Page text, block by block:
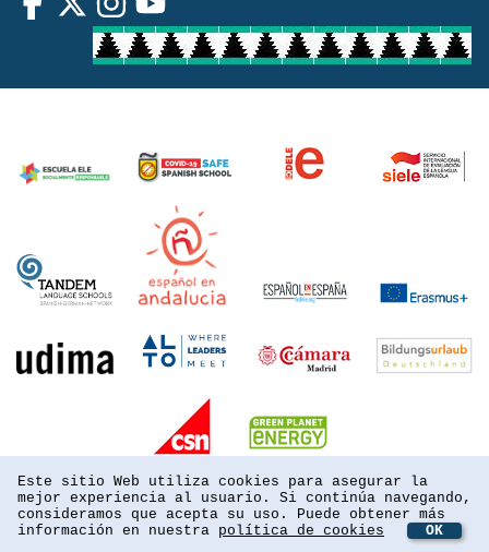
Este sitio Web utiliza cookies para asegurar la
mejor experiencia al usuario. Si continúa navegando,
consideramos que acepta su uso. Puede obtener más
información en nuestra política de cookies
OK